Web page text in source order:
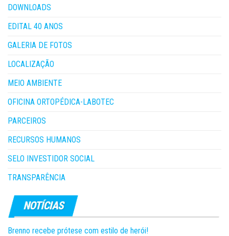
DOWNLOADS
EDITAL 40 ANOS
GALERIA DE FOTOS
LOCALIZAÇÃO
MEIO AMBIENTE
OFICINA ORTOPÉDICA-LABOTEC
PARCEIROS
RECURSOS HUMANOS
SELO INVESTIDOR SOCIAL
TRANSPARÊNCIA
Brenno recebe prótese com estilo de herói!